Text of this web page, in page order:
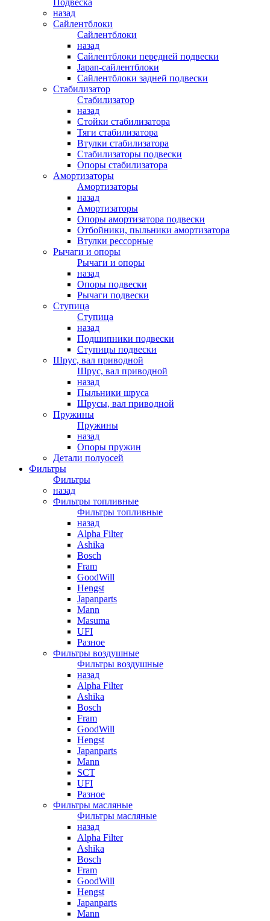
Подвеска
назад
Сайлентблоки
Сайлентблоки
назад
Сайлентблоки передней подвески
Japan-сайлентблоки
Сайлентблоки задней подвески
Стабилизатор
Стабилизатор
назад
Стойки стабилизатора
Тяги стабилизатора
Втулки стабилизатора
Стабилизаторы подвески
Опоры стабилизатора
Амортизаторы
Амортизаторы
назад
Амортизаторы
Опоры амортизатора подвески
Отбойники, пыльники амортизатора
Втулки рессорные
Рычаги и опоры
Рычаги и опоры
назад
Опоры подвески
Рычаги подвески
Ступица
Ступица
назад
Подшипники подвески
Ступицы подвески
Шрус, вал приводной
Шрус, вал приводной
назад
Пыльники шруса
Шрусы, вал приводной
Пружины
Пружины
назад
Опоры пружин
Детали полуосей
Фильтры
Фильтры
назад
Фильтры топливные
Фильтры топливные
назад
Alpha Filter
Ashika
Bosch
Fram
GoodWill
Hengst
Japanparts
Mann
Masuma
UFI
Разное
Фильтры воздушные
Фильтры воздушные
назад
Alpha Filter
Ashika
Bosch
Fram
GoodWill
Hengst
Japanparts
Mann
SCT
UFI
Разное
Фильтры масляные
Фильтры масляные
назад
Alpha Filter
Ashika
Bosch
Fram
GoodWill
Hengst
Japanparts
Mann